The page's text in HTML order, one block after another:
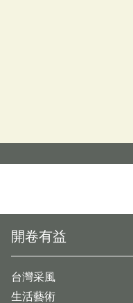
開卷有益
台灣采風
生活藝術